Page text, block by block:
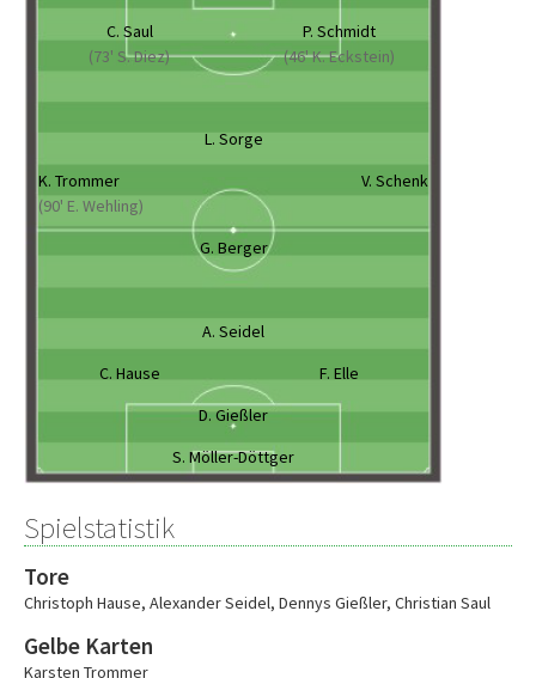
C. Saul
(73' S. Diez)
P. Schmidt
(46' K. Eckstein)
L. Sorge
K. Trommer
(90' E. Wehling)
V. Schenk
G. Berger
A. Seidel
C. Hause
F. Elle
D. Gießler
S. Möller-Döttger
Spielstatistik
Tore
Christoph Hause, Alexander Seidel, Dennys Gießler, Christian Saul
Gelbe Karten
Karsten Trommer